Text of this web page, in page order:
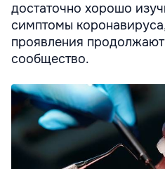
достаточно хорошо
симптомы
проявления
сообщество.